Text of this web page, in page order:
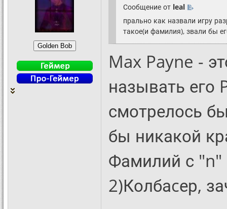
Сообщение от leal
прально как назвали игру
такое(и фамилия), звали бы
Max Payne -
называть его
смотрелось
бы никакой
Фамилий с "n"
2)Колбаcер,